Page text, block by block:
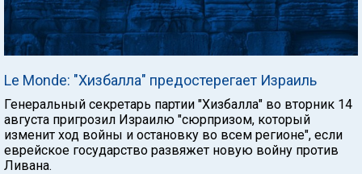
Le Monde: "Хизбалла" предостерегает Израиль
Генеральный секретарь партии "Хизбалла" во вторник 14
августа пригрозил Израилю "сюрпризом, который
изменит ход войны и остановку во всем регионе", если
еврейское государство развяжет новую войну против
Ливана.